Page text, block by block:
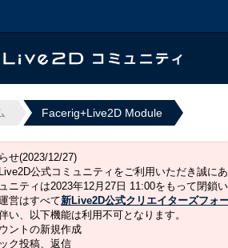
Facerig+Live2D Module
せ(2023/12/27)
公式コミュニティをご利用いただき誠に
ニティは2023年12月27日 11:00をもって閉鎖い
営はすべて新Live2D公式クリエイターズフォ
い、以下機能は利用不可となります。
ントの新規作成
ク投稿、返信